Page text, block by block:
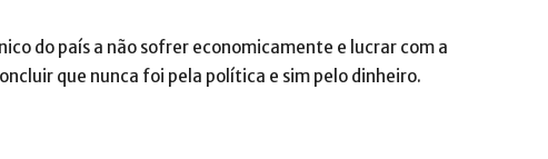
do país a não sofrer economicamente e lucrar com a
que nunca foi pela política e sim pelo dinheiro.